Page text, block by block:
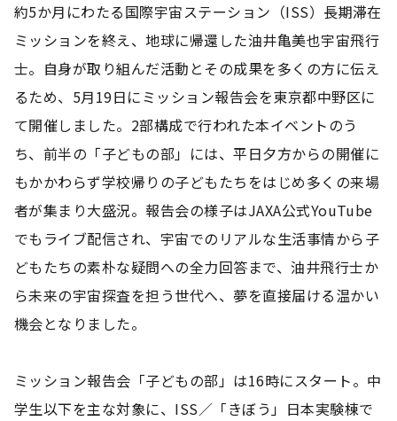
約5か月にわたる国際宇宙ステーション（ISS）長期滞在
ミッションを終え、地球に帰還した油井亀美也宇宙飛行
士。自身が取り組んだ活動とその成果を多くの方に伝え
るため、5月19日にミッション報告会を東京都中野区に
て開催しました。2部構成で行われた本イベントのう
ち、前半の「子どもの部」には、平日夕方からの開催に
もかかわらず学校帰りの子どもたちをはじめ多くの来場
者が集まり大盛況。報告会の様子はJAXA公式YouTube
でもライブ配信され、宇宙でのリアルな生活事情から子
どもたちの素朴な疑問への全力回答まで、油井飛行士か
ら未来の宇宙探査を担う世代へ、夢を直接届ける温かい
機会となりました。
ミッション報告会「子どもの部」は16時にスタート。中
学生以下を主な対象に、ISS／「きぼう」日本実験棟で